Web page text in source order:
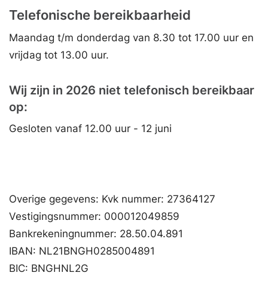
Telefonische bereikbaarheid
Maandag t/m donderdag van 8.30 tot 17.00 uur en
vrijdag tot 13.00 uur.
Wij zijn in 2026 niet telefonisch bereikbaar
op:
Gesloten vanaf 12.00 uur - 12 juni
Overige gegevens: Kvk nummer: 27364127
Vestigingsnummer: 000012049859
Bankrekeningnummer: 28.50.04.891
IBAN: NL21BNGH0285004891
BIC: BNGHNL2G